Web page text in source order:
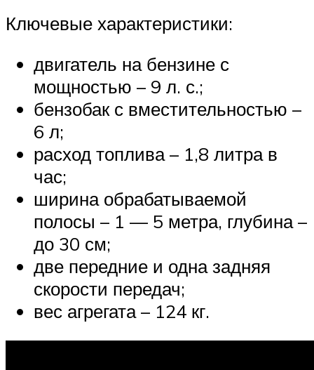
Ключевые характеристики:
двигатель на бензине с
мощностью – 9 л. с.;
бензобак с вместительностью –
6 л;
расход топлива – 1,8 литра в
час;
ширина обрабатываемой
полосы – 1 — 5 метра, глубина –
до 30 см;
две передние и одна задняя
скорости передач;
вес агрегата – 124 кг.